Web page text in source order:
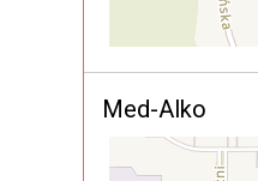
Med-Alko